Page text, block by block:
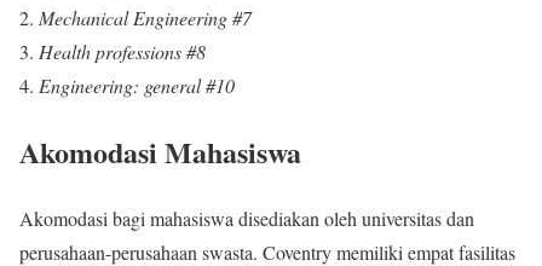
Mechanical Engineering #7
Health professions #8
Engineering: general #10
Akomodasi Mahasiswa
Akomodasi bagi mahasiswa disediakan oleh universitas dan
perusahaan-perusahaan swasta. Coventry memiliki empat fasilitas